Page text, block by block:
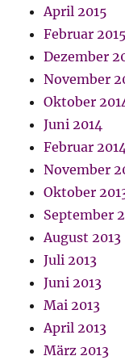
April 2015
Februar 2015
Dezember
November
Oktober
Juni 2014
Februar
November
Oktober
September
August 2013
Juli 2013
Juni 2013
Mai 2013
April 2013
März 2013